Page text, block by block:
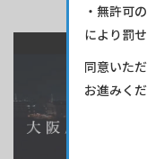
・無許可
により罰
同意いた
お進みくだ